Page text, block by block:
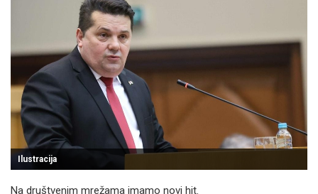
Ilustracija
Na društvenim mrežama imamo novi hit.